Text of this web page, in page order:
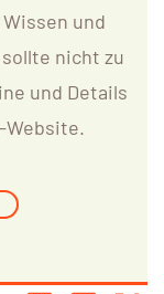
und
nicht zu
und Details
Website.